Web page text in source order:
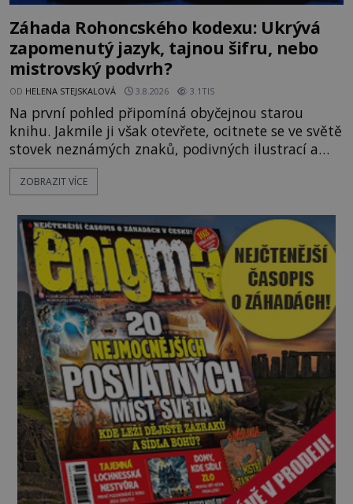
Záhada Rohoncského kodexu: Ukrývá
zapomenutý jazyk, tajnou šifru, nebo
mistrovský podvrh?
OD HELENA STEJSKALOVÁ 3.8.2026 3.1TIS
Na první pohled připomíná obyčejnou starou
knihu. Jakmile ji však otevřete, ocitnete se ve světě
stovek neznámých znaků, podivných ilustrací a
textu, který už téměř dvě století vzdoruje všem
pokusům o rozluštění. Rohoncský kodex patří mezi
jistotou neví, kdo jej napsal, kdy vznikl ani co
vlastně vypráví. Rohoncský kodex se poprvé
objevuje v roce
ZOBRAZIT VÍCE